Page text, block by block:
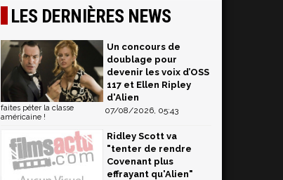
LES DERNIÈRES NEWS
Un concours de
doublage pour
devenir les voix d’OSS
117 et Ellen Ripley
d'Alien
07/08/2026, 05:43
faites péter la classe
américaine !
Ridley Scott va
"tenter de rendre
Covenant plus
effrayant qu'Alien"